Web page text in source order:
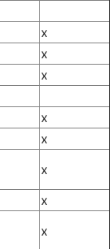
x
x
x
x
x
x
x
x